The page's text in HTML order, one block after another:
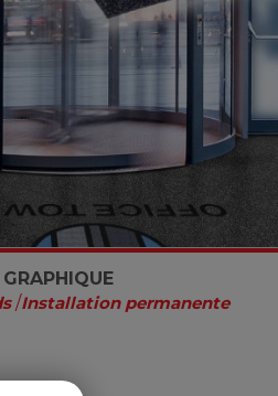
/Installation permanente